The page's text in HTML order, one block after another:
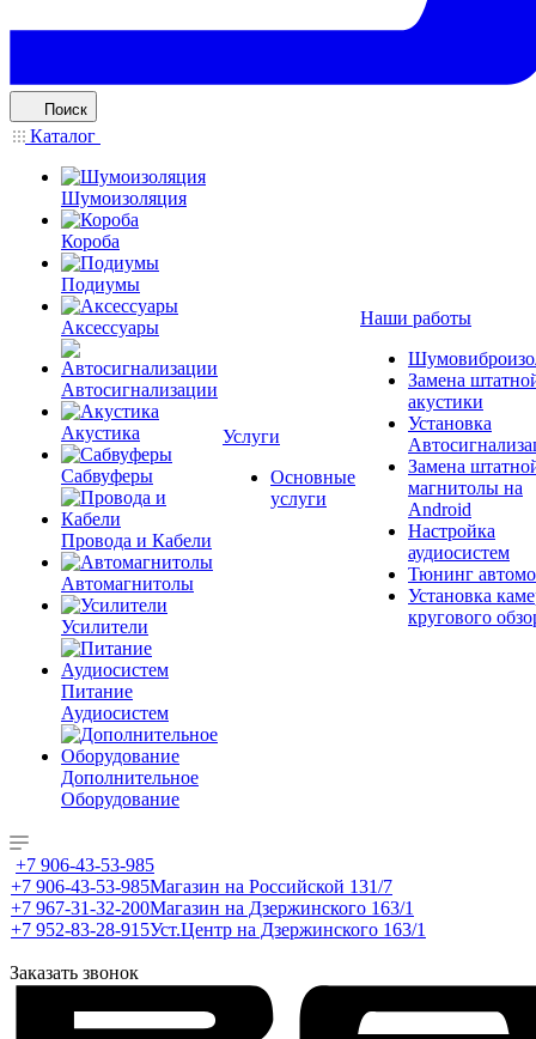
Поиск
Каталог
Шумоизоляция
Короба
Подиумы
Аксессуары
Автосигнализации
Акустика
Сабвуферы
Провода и Кабели
Автомагнитолы
Усилители
Питание
Аудиосистем
Дополнительное
Оборудование
Услуги
Основные
услуги
Наши работы
Замена
акустики
Установка
Замена
магнитолы на
Android
Настройка
аудиосистем
Тюнинг
Установка
кругового
+7 906-43-53-985
+7 906-43-53-985Магазин на Российской 131/7
+7 967-31-32-200Магазин на Дзержинского 163/1
+7 952-83-28-915Уст.Центр на Дзержинского 163/1
Заказать звонок